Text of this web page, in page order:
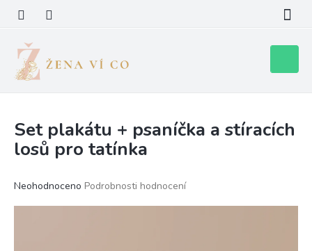
obsah
košík
Set plakátu + psaníčka a stíracích
losů pro tatínka
Průměrné
Neohodnoceno Podrobnosti hodnocení